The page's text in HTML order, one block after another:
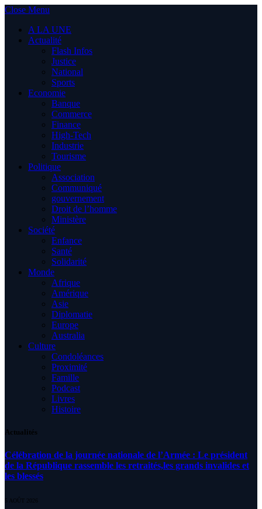
Close Menu
A LA UNE
Actualité
Flash Infos
Justice
National
Sports
Economie
Banque
Commerce
Finance
High-Tech
Industrie
Tourisme
Politique
Association
Communiqué
gouvernement
Droit de l’homme
Ministère
Société
Enfance
Santé
Solidarité
Monde
Afrique
Amérique
Asie
Diplomatie
Europe
Australia
Culture
Condoléances
Proximité
Famille
Podcast
Livres
Histoire
Actualités
Célébration de la journée nationale de l’Armée : Le président
de la République rassemble les retraités,les grands invalides et
les blessés
5 AOÛT 2026